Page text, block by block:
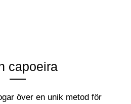
capoeira
över en unik metod för